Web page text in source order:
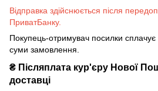
Відправка здійснюється після
ПриватБанку.
Покупець-отримувач посилки сплачує
суми замовлення.
₴ Післяплата кур'єру Нової
доставці